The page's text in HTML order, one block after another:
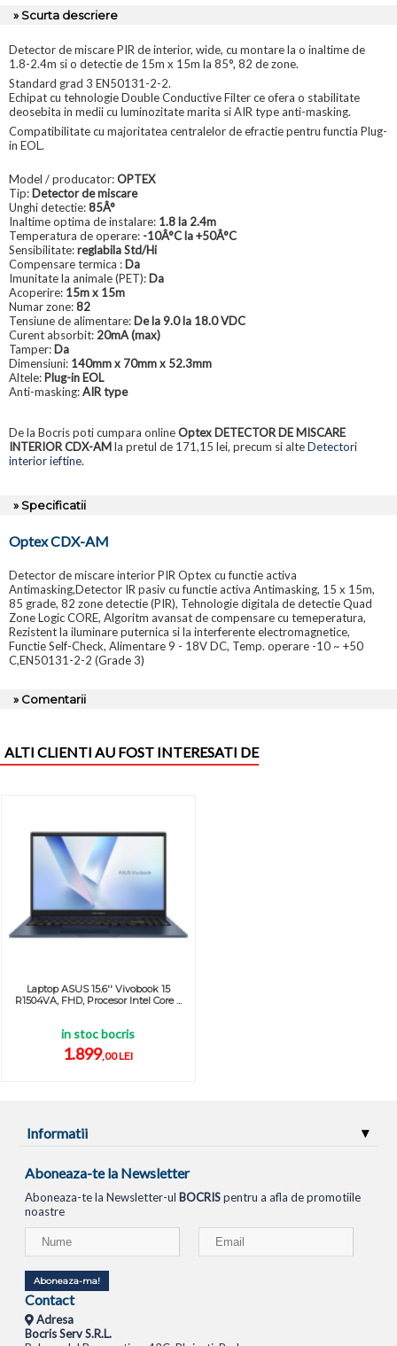
» Scurta descriere
Detector de miscare PIR de interior, wide, cu montare la o inaltime de
1.8-2.4m si o detectie de 15m x 15m la 85°, 82 de zone.
Standard grad 3 EN50131-2-2.
Echipat cu tehnologie Double Conductive Filter ce ofera o stabilitate
deosebita in medii cu luminozitate marita si AIR type anti-masking.
Compatibilitate cu majoritatea centralelor de efractie pentru functia Plug-
in EOL.
Model / producator:OPTEX
Tip: Detector de miscare
Unghi detectie:85Â°
Inaltime optima de instalare: 1.8 la 2.4m
Temperatura de operare: -10Â°C la +50Â°C
Sensibilitate:reglabila Std/Hi
Compensare termica : Da
Imunitate la animale (PET): Da
Acoperire: 15m x 15m
Numar zone:82
Tensiune de alimentare: De la 9.0 la 18.0 VDC
Curent absorbit: 20mA (max)
Tamper: Da
Dimensiuni: 140mm x 70mm x 52.3mm
Altele: Plug-in EOL
Anti-masking:AIR type
De la Bocris poti cumpara onlineOptex DETECTOR DE MISCARE
INTERIOR CDX-AMla pretul de 171,15 lei, precum si alteDetectori
interior ieftine.
» Specificatii
Optex CDX-AM
Detector de miscare interior PIR Optex cu functie activa
Antimasking,Detector IR pasiv cu functie activa Antimasking, 15 x 15m,
85 grade, 82 zone detectie (PIR), Tehnologie digitala de detectie Quad
Zone Logic CORE, Algoritm avansat de compensare cu temeperatura,
Rezistent la iluminare puternica si la interferente electromagnetice,
Functie Self-Check, Alimentare 9 - 18V DC, Temp. operare -10 ~ +50
C,EN50131-2-2 (Grade 3)
» Comentarii
ALTI CLIENTI AU FOST INTERESATI DE
Laptop ASUS 15.6'' Vivobook 15
R1504VA, FHD, Procesor Intel Core ...
in stoc bocris
1.899,00 LEI
Informatii
Aboneaza-te la Newsletter
Aboneaza-te la Newsletter-ul BOCRISpentru a afla de promotiile
noastre
Aboneaza-ma!
Contact
Adresa
Bocris Serv S.R.L.